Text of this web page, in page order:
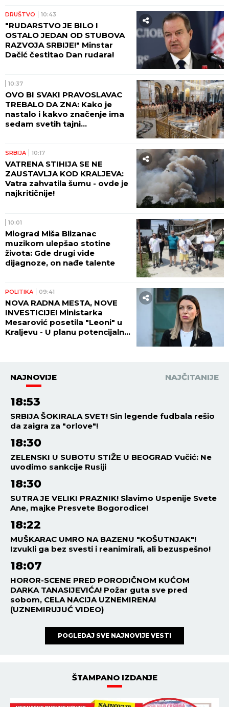
DRUŠTVO 10:43
"RUDARSTVO JE BILO I
OSTALO JEDAN OD STUBOVA
RAZVOJA SRBIJE!" Minstar
Dačić čestitao Dan rudara!
10:37
OVO BI SVAKI PRAVOSLAVAC
TREBALO DA ZNA: Kako je
nastalo i kakvo značenje ima
sedam svetih tajni
SRBIJA 10:17
VATRENA STIHIJA SE NE
ZAUSTAVLJA KOD KRALJEVA:
Vatra zahvatila šumu - ovde je
najkritičnije!
10:01
Miograd Miša Blizanac
muzikom ulepšao stotine
života: Gde drugi vide
dijagnoze, on nađe talente
POLITIKA 09:41
NOVA RADNA MESTA, NOVE
INVESTICIJE! Ministarka
Mesarović posetila "Leoni" u
Kraljevu - U planu potencijalna
NAJNOVIJE NAJČITANIJE
18:53
SRBIJA ŠOKIRALA SVET! Sin legende fudbala rešio
da zaigra za "orlove"!
18:30
ZELENSKI U SUBOTU STIŽE U BEOGRAD Vučić: Ne
uvodimo sankcije Rusiji
18:30
SUTRA JE VELIKI PRAZNIK! Slavimo Uspenije Svete
Ane, majke Presvete Bogorodice!
18:22
MUŠKARAC UMRO NA BAZENU "KOŠUTNJAK"!
Izvukli ga bez svesti i reanimirali, ali bezuspešno!
18:07
HOROR-SCENE PRED PORODIČNOM KUĆOM
DARKA TANASIJEVIĆA! Požar guta sve pred
sobom, CELA NACIJA UZNEMIRENA!
(UZNEMIRUJUĆ VIDEO)
POGLEDAJ SVE NAJNOVIJE VESTI
ŠTAMPANO IZDANJE